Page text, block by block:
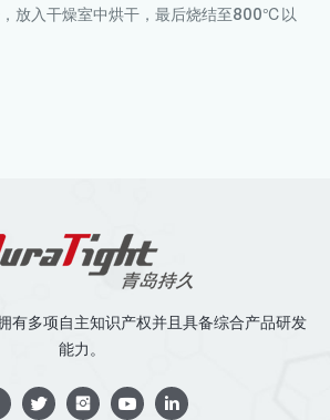
放入干燥室中烘干，最后烧结至800℃以
有多项自主知识产权并且具备综合产品研发
能力。